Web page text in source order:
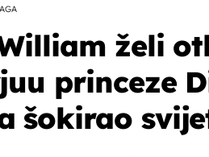
želi
princeze
šokirao